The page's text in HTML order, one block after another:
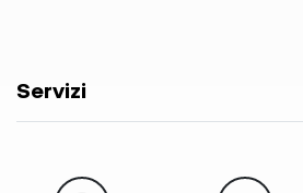
Servizi